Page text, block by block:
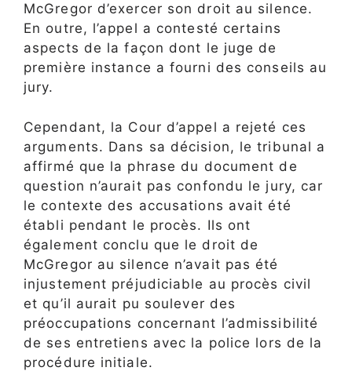
McGregor d’exercer son droit au silence.
En outre, l’appel a contesté certains
aspects de la façon dont le juge de
première instance a fourni des conseils au
jury.
Cependant, la Cour d’appel a rejeté ces
arguments. Dans sa décision, le tribunal a
affirmé que la phrase du document de
question n’aurait pas confondu le jury, car
le contexte des accusations avait été
établi pendant le procès. Ils ont
également conclu que le droit de
McGregor au silence n’avait pas été
injustement préjudiciable au procès civil
et qu’il aurait pu soulever des
préoccupations concernant l’admissibilité
de ses entretiens avec la police lors de la
procédure initiale.